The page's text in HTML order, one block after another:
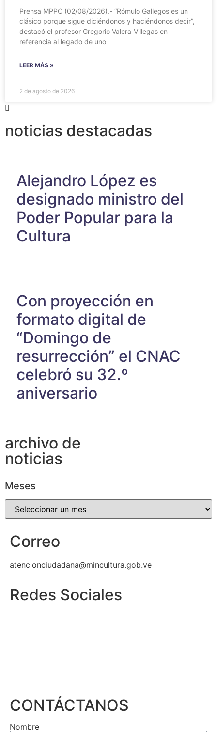
Prensa MPPC (02/08/2026).- “Rómulo Gallegos es un
clásico porque sigue diciéndonos y haciéndonos decir”,
destacó el profesor Gregorio Valera-Villegas en
referencia al legado de uno
LEER MÁS »
2 de agosto de 2026
noticias destacadas
Alejandro López es
designado ministro del
Poder Popular para la
Cultura
Con proyección en
formato digital de
“Domingo de
resurrección” el CNAC
celebró su 32.º
aniversario
archivo de
noticias
Meses
Correo
atencionciudadana@mincultura.gob.ve
Redes Sociales
CONTÁCTANOS
Nombre